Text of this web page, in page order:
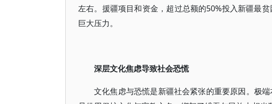
左右。援疆项目和资金，超过总额的50%投入新疆最
巨大压力。
深层文化焦虑导致社会恐慌
文化焦虑与恐慌是新疆社会紧张的重要原因。极